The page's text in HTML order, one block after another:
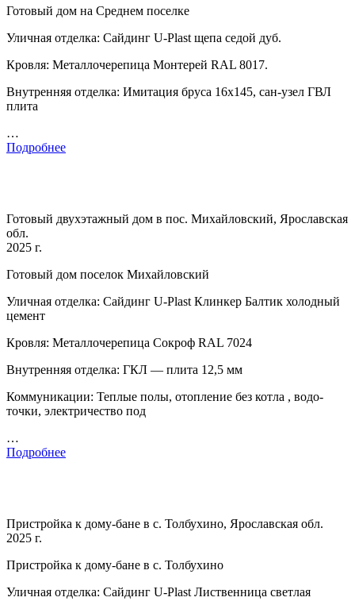
Готовый дом на Среднем поселке
Уличная отделка: Сайдинг U-Plast щепа седой дуб.
Кровля: Металлочерепица Монтерей RAL 8017.
Внутренняя отделка: Имитация бруса 16х145, сан-узел ГВЛ
плита
…
Подробнее
Готовый двухэтажный дом в пос. Михайловский, Ярославская
обл.
2025 г.
Готовый дом поселок Михайловский
Уличная отделка: Сайдинг U-Plast Клинкер Балтик холодный
цемент
Кровля: Металлочерепица Сокроф RAL 7024
Внутренняя отделка: ГКЛ — плита 12,5 мм
Коммуникации: Теплые полы, отопление без котла , водо-
точки, электричество под
…
Подробнее
Пристройка к дому-бане в с. Толбухино, Ярославская обл.
2025 г.
Пристройка к дому-бане в с. Толбухино
Уличная отделка: Сайдинг U-Plast Лиственница светлая